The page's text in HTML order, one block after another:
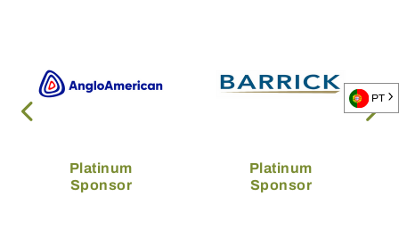
Platinum
Sponsor
Platinum
Sponsor
PT